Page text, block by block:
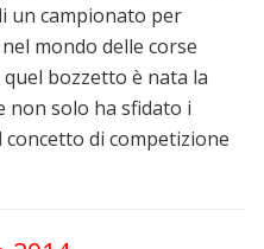
un campionato per
mondo delle corse
bozzetto è nata la
non solo ha sfidato i
di competizione